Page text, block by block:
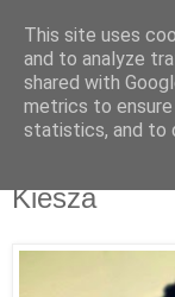
Άκου
I listen to bands
Kiesza
This site uses
and to analyze
shared with
metrics to
statistics, and to